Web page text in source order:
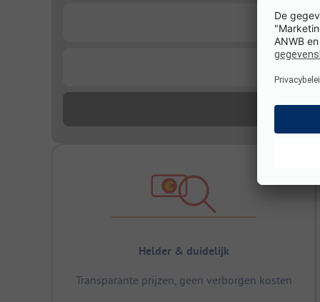
Helder & duidelijk
Transparante prijzen, geen verborgen kosten